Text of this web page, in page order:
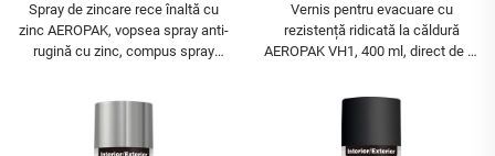
Spray de zincare rece înaltă cu
zinc AEROPAK, vopsea spray anti-
rugină cu zinc, compus spray
Vernis pentru evacuare cu
rezistență ridicată la căldură
AEROPAK VH1, 400 ml, direct de la
vopsea în aerosol